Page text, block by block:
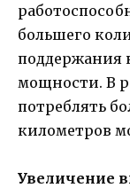
большего
поддержания
мощности. В
потреблять
километров
Увеличение